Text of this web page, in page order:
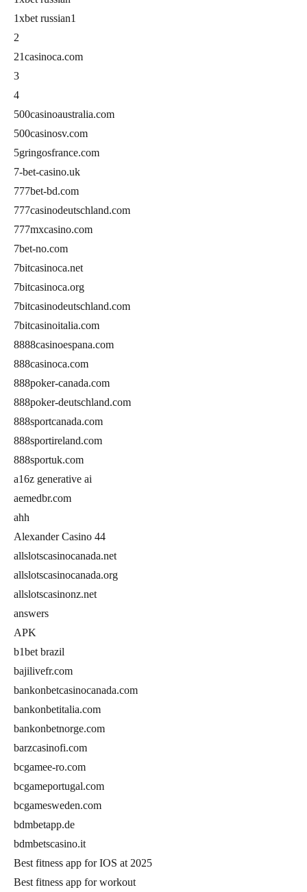
1xbet russian1
2
21casinoca.com
3
4
500casinoaustralia.com
500casinosv.com
5gringosfrance.com
7-bet-casino.uk
777bet-bd.com
777casinodeutschland.com
777mxcasino.com
7bet-no.com
7bitcasinoca.net
7bitcasinoca.org
7bitcasinodeutschland.com
7bitcasinoitalia.com
8888casinoespana.com
888casinoca.com
888poker-canada.com
888poker-deutschland.com
888sportcanada.com
888sportireland.com
888sportuk.com
a16z generative ai
aemedbr.com
ahh
Alexander Casino 44
allslotscasinocanada.net
allslotscasinocanada.org
allslotscasinonz.net
answers
APK
b1bet brazil
bajilivefr.com
bankonbetcasinocanada.com
bankonbetitalia.com
bankonbetnorge.com
barzcasinofi.com
bcgamee-ro.com
bcgameportugal.com
bcgamesweden.com
bdmbetapp.de
bdmbetscasino.it
Best fitness app for IOS at 2025
Best fitness app for workout